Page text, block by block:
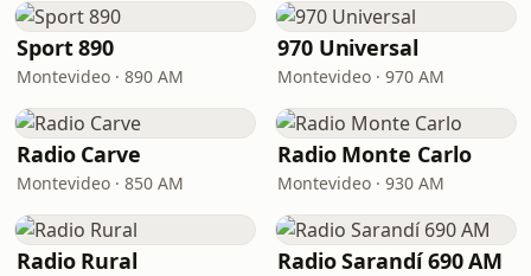
Sport 890
Montevideo · 890 AM
970 Universal
Montevideo · 970 AM
Radio Carve
Montevideo · 850 AM
Radio Monte Carlo
Montevideo · 930 AM
Radio Rural Radio Sarandí 690 AM